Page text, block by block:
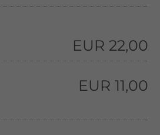
EUR 22,00
EUR 11,00